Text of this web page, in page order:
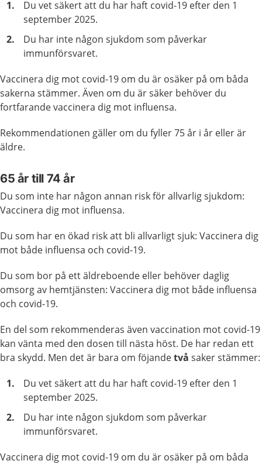
Du vet säkert att du har haft covid-19 efter den 1
september 2025.
Du har inte någon sjukdom som påverkar
immunförsvaret.
Vaccinera dig mot covid-19 om du är osäker på om båda
sakerna stämmer. Även om du är säker behöver du
fortfarande vaccinera dig mot influensa.
Rekommendationen gäller om du fyller 75 år i år eller är
äldre.
65 år till 74 år
Du som inte har någon annan risk för allvarlig sjukdom:
Vaccinera dig mot influensa.
Du som har en ökad risk att bli allvarligt sjuk: Vaccinera dig
mot både influensa och covid-19.
Du som bor på ett äldreboende eller behöver daglig
omsorg av hemtjänsten: Vaccinera dig mot både influensa
och covid-19.
En del som rekommenderas även vaccination mot covid-19
kan vänta med den dosen till nästa höst. De har redan ett
bra skydd. Men det är bara om föjandetvå saker stämmer:
Du vet säkert att du har haft covid-19 efter den 1
september 2025.
Du har inte någon sjukdom som påverkar
immunförsvaret.
Vaccinera dig mot covid-19 om du är osäker på om båda